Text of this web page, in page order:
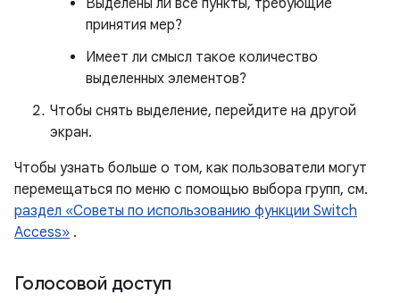
Выделены ли все пункты, требующие
принятия мер?
Имеет ли смысл такое количество
выделенных элементов?
Чтобы снять выделение, перейдите на другой
экран.
Чтобы узнать больше о том, как пользователи могут
перемещаться по меню с помощью выбора групп, см.
раздел «Советы по использованию функции Switch
Access» .
Голосовой доступ